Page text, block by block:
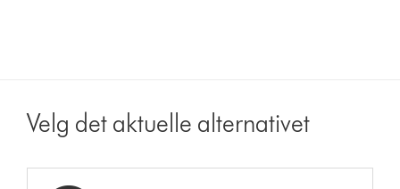
Velg det aktuelle alternativet